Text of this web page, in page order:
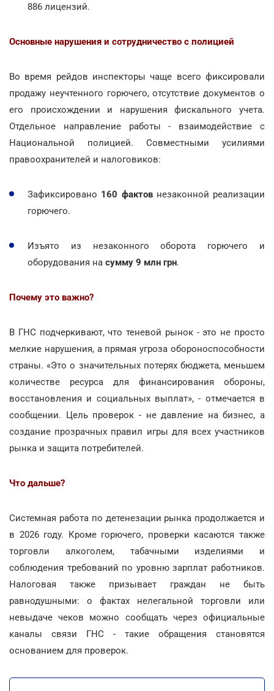
886 лицензий.
Основные нарушения и сотрудничество с полицией
Во время рейдов инспекторы чаще всего фиксировали
продажу неучтенного горючего, отсутствие документов о
его происхождении и нарушения фискального учета.
Отдельное направление работы - взаимодействие с
Национальной полицией. Совместными усилиями
правоохранителей и налоговиков:
Зафиксировано 160 фактов незаконной реализации
горючего.
Изъято из незаконного оборота горючего и
оборудования на сумму 9 млн грн.
Почему это важно?
В ГНС подчеркивают, что теневой рынок - это не просто
мелкие нарушения, а прямая угроза обороноспособности
страны. «Это о значительных потерях бюджета, меньшем
количестве ресурса для финансирования обороны,
восстановления и социальных выплат», - отмечается в
сообщении. Цель проверок - не давление на бизнес, а
создание прозрачных правил игры для всех участников
рынка и защита потребителей.
Что дальше?
Системная работа по детенезации рынка продолжается и
в 2026 году. Кроме горючего, проверки касаются также
торговли алкоголем, табачными изделиями и
соблюдения требований по уровню зарплат работников.
Налоговая также призывает граждан не быть
равнодушными: о фактах нелегальной торговли или
невыдаче чеков можно сообщать через официальные
каналы связи ГНС - такие обращения становятся
основанием для проверок.